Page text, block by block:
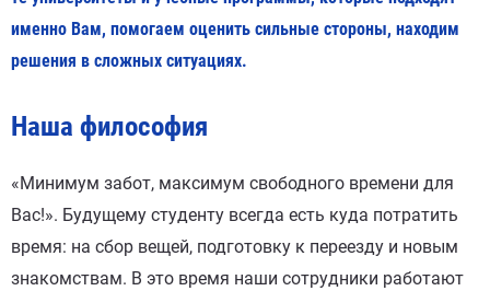
именно Вам, помогаем оценить сильные стороны, находим
решения в сложных ситуациях.
Наша философия
«Минимум забот, максимум свободного времени для
Вас!». Будущему студенту всегда есть куда потратить
время: на сбор вещей, подготовку к переезду и новым
знакомствам. В это время наши сотрудники работают